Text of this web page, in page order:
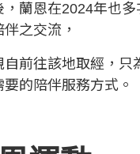
，蘭恩在2024年也
之交流，
自前往該地取經，只
的陪伴服務方式。